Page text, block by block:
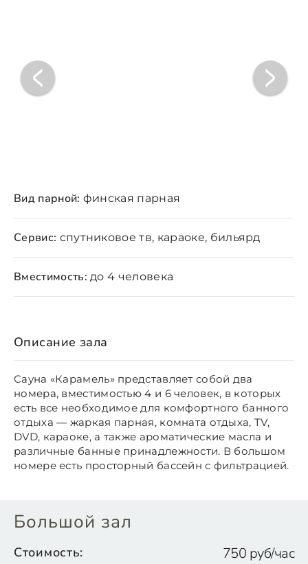
Вид парной: финская парная
Сервис: спутниковое тв, караоке, бильярд
Вместимость: до 4 человека
Описание зала
Сауна «Карамель» представляет собой два
номера, вместимостью 4 и 6 человек, в которых
есть все необходимое для комфортного банного
отдыха — жаркая парная, комната отдыха, TV,
DVD, караоке, а также ароматические масла и
различные банные принадлежности. В большом
номере есть просторный бассейн с фильтрацией.
Большой зал
Стоимость: 750 руб/час